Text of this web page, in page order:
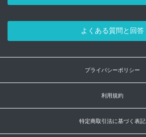
よくある質問と回答
プライバシーポリシー
利用規約
特定商取引法に基づく表記